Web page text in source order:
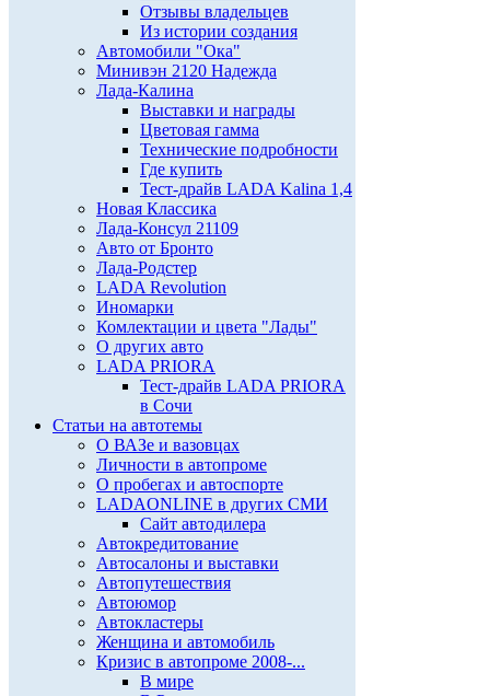
Отзывы владельцев
Из истории создания
Автомобили "Ока"
Минивэн 2120 Надежда
Лада-Калина
Выставки и награды
Цветовая гамма
Технические подробности
Где купить
Тест-драйв LADA Kalina 1,4
Новая Классика
Лада-Консул 21109
Авто от Бронто
Лада-Родстер
LADA Revolution
Иномарки
Комлектации и цвета "Лады"
О других авто
LADA PRIORA
Тест-драйв LADA PRIORA
в Сочи
Статьи на автотемы
О ВАЗе и вазовцах
Личности в автопроме
О пробегах и автоспорте
LADAONLINE в других СМИ
Сайт автодилера
Автокредитование
Автосалоны и выставки
Автопутешествия
Автоюмор
Автокластеры
Женщина и автомобиль
Кризис в автопроме 2008-...
В мире